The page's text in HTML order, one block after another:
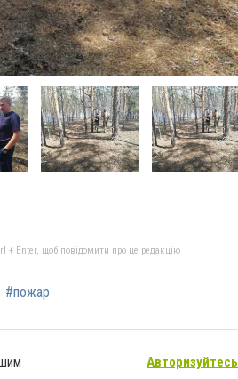
+ Enter, щоб повідомити про це редакцію
#пожар
Авторизуйтесь